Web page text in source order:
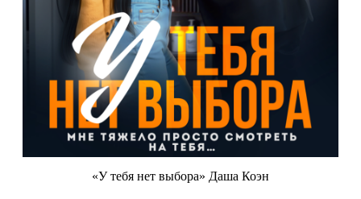
«У тебя нет выбора» Даша Коэн